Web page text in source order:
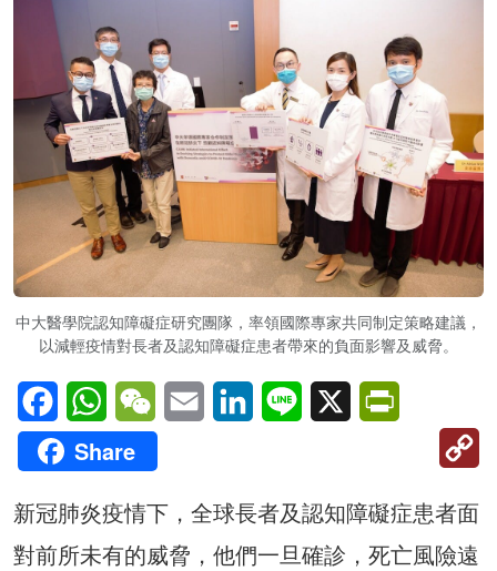
中大醫學院認知障礙症研究團隊，率領國際專家共同制定策略建議，
以減輕疫情對長者及認知障礙症患者帶來的負面影響及威脅。
FacebookWhatsAppWeChatEmail LinkedInLine X
Share
新冠肺炎疫情下，全球長者及認知障礙症患者面
對前所未有的威脅，他們一旦確診，死亡風險遠